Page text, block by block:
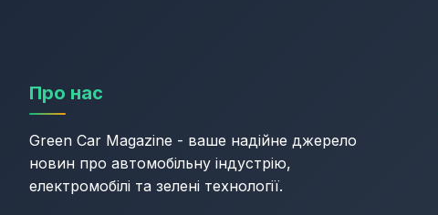
Про нас
Green Car Magazine - ваше надійне джерело
новин про автомобільну індустрію,
електромобілі та зелені технології.